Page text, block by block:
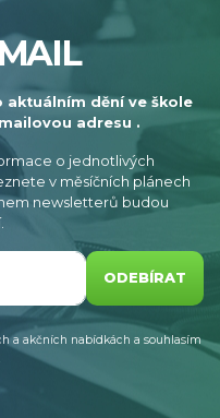
dění ve škole
adresu .
o jednotlivých
v měsíčních plánech
newsletterů budou
ODEBÍRAT
a akčních nabídkách a souhlasím